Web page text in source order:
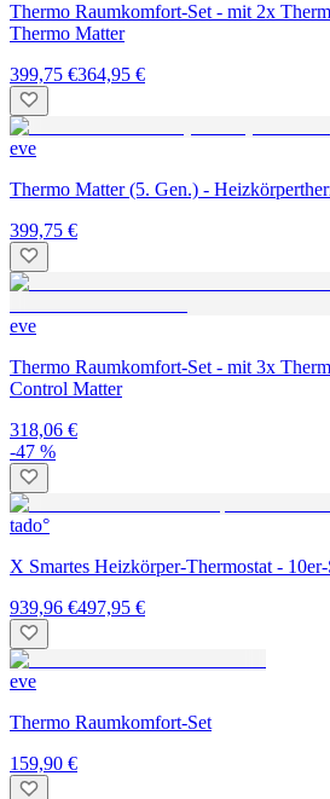
Thermo Raumkomfort-Set - mit 2x
Thermo Matter
399,75 €364,95 €
eve
Thermo Matter (5. Gen.) -
399,75 €
eve
Thermo Raumkomfort-Set - mit 3x
Control Matter
318,06 €
-47 %
tado°
X Smartes Heizkörper-Thermostat - 10er-
939,96 €497,95 €
eve
Thermo Raumkomfort-Set
159,90 €